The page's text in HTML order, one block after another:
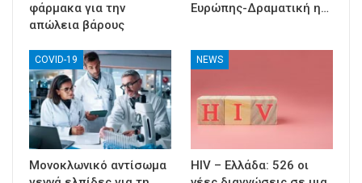
φάρμακα για την
απώλεια βάρους
Ευρώπης-Δραματική η…
COVID-19
Μονοκλωνικό αντίσωμα
NEWS
HIV – Ελλάδα: 526 οι